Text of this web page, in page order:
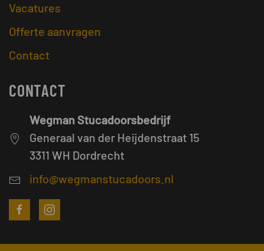
Vacatures
Offerte aanvragen
Contact
CONTACT
Wegman Stucadoorsbedrijf
Generaal van der Heijdenstraat 15
3311 WH Dordrecht
info@wegmanstucadoors.nl